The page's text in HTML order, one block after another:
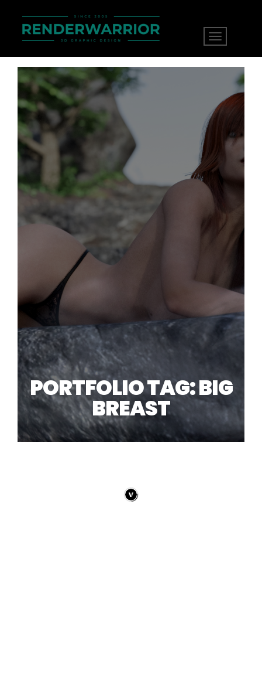
PORTFOLIO TAG: BIG
BREAST